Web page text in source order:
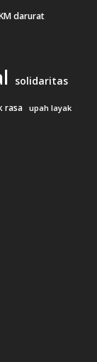
darurat
solidaritas
rasa upah layak